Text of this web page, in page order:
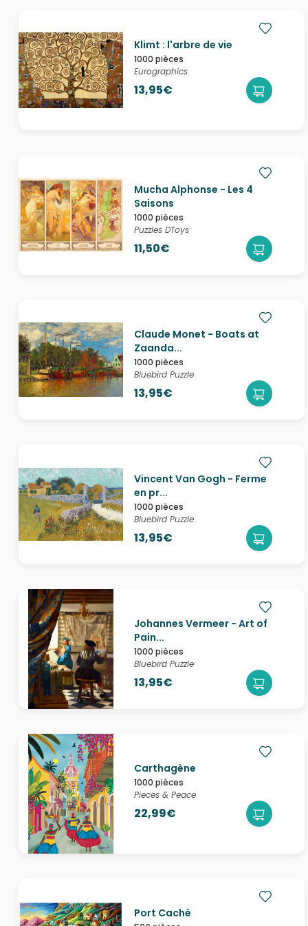
Klimt : l'arbre de vie
1000 pièces
Eurographics
13,95€
Mucha Alphonse - Les 4
Saisons
1000 pièces
Puzzles DToys
11,50€
Claude Monet - Boats at
Zaanda...
1000 pièces
Bluebird Puzzle
13,95€
Vincent Van Gogh - Ferme
en pr...
1000 pièces
Bluebird Puzzle
13,95€
Johannes Vermeer - Art of
Pain...
1000 pièces
Bluebird Puzzle
13,95€
Carthagène
1000 pièces
Pieces & Peace
22,99€
Port Caché